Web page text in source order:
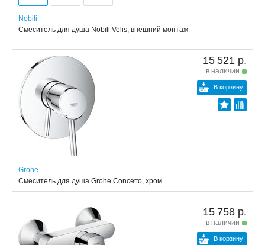
Nobili
Смеситель для душа Nobili Velis, внешний монтаж
15 521 р.
в наличии
В корзину
Grohe
Смеситель для душа Grohe Concetto, хром
15 758 р.
в наличии
В корзину